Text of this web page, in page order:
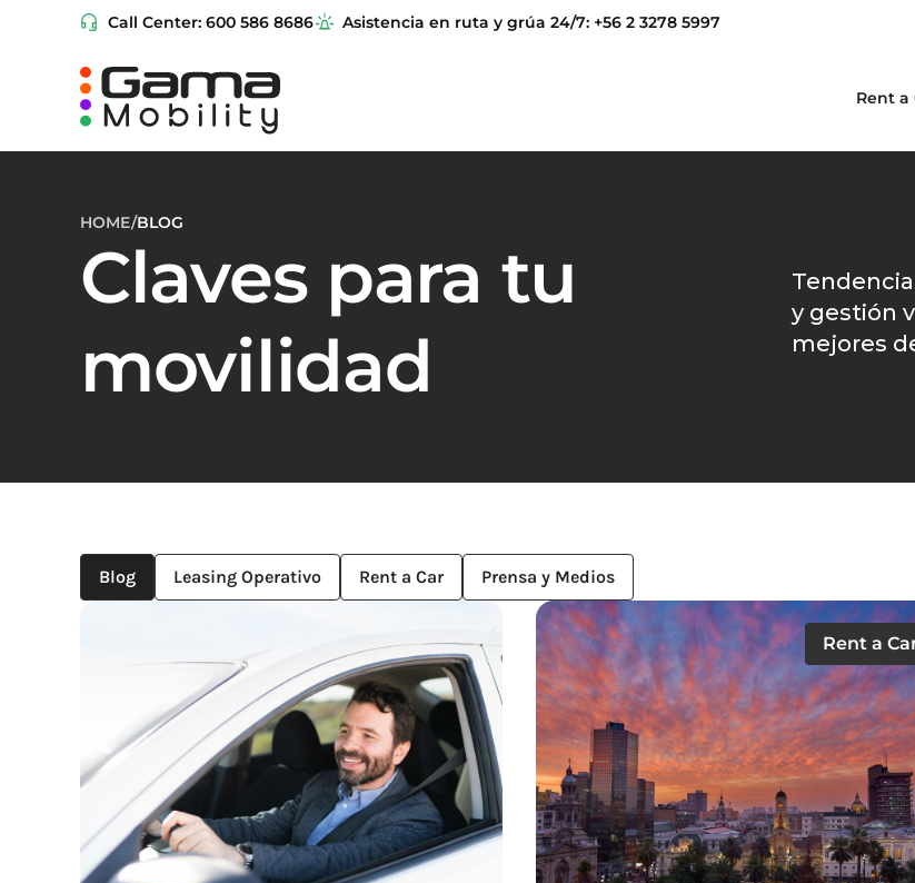
Call Center: 600 586 8686 Asistencia en ruta y grúa 24/7: +56 2 3278 5997
Rent a
HOME/BLOG
Claves para tu
movilidad
y gestión
mejores
Blog Leasing Operativo Rent a Car Prensa y Medios
Rent a